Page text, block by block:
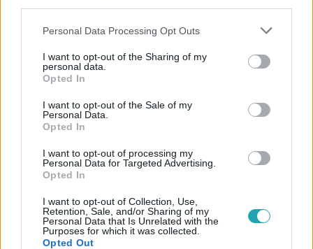
Please note that this website/app uses one or more Google
not limited to your visit or usage behaviour. You may click to
grant or deny consent to Google and its third-party tags to
use your data for below specified purposes in below Google
consent section.
Personal Data Processing Opt Outs
I want to opt-out of the Sharing of my
personal data.
Opted In
I want to opt-out of the Sale of my
Personal Data.
Opted In
I want to opt-out of processing my
Personal Data for Targeted Advertising.
Opted In
I want to opt-out of Collection, Use,
Retention, Sale, and/or Sharing of my
Personal Data that Is Unrelated with the
Purposes for which it was collected.
Opted Out
Népszerű